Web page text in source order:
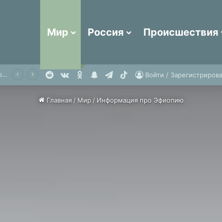
Мир Россия Происшествия
Стюардесса прилетела в Россию с элитным вином на 2 миллиона рублей в багаже и попалась Redditvk.comОдноклассники
SnapchatTelegram
TikTokВойти /
Главная / Мир / Информация про Эфиопию